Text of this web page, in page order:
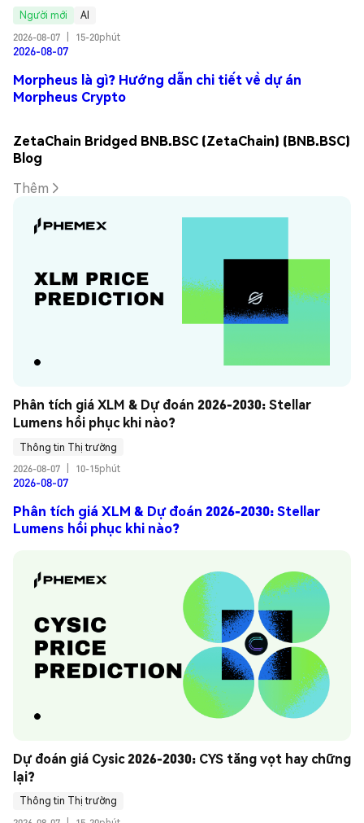
Người mới
AI
2026-08-07
15-20phút
2026-08-07
Morpheus là gì? Hướng dẫn chi tiết về dự án
Morpheus Crypto
ZetaChain Bridged BNB.BSC (ZetaChain) (BNB.BSC)
Blog
Thêm
Phân tích giá XLM & Dự đoán 2026-2030: Stellar
Lumens hồi phục khi nào?
Thông tin Thị trường
2026-08-07
10-15phút
2026-08-07
Phân tích giá XLM & Dự đoán 2026-2030: Stellar
Lumens hồi phục khi nào?
Dự đoán giá Cysic 2026-2030: CYS tăng vọt hay chững
lại?
Thông tin Thị trường